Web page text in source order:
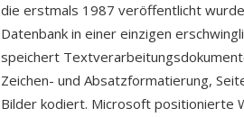
die erstmals 1987 veröffentlicht
Datenbank in einer einzigen
speichert
Zeichen- und Absatzformatierung,
Bilder kodiert. Microsoft positionierte